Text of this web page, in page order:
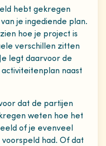
hebt gekregen
je ingediende plan.
hoe je project is
verschillen zitten
legt daarvoor de
naast
dat de partijen
weten hoe het
of je evenveel
had. Of dat